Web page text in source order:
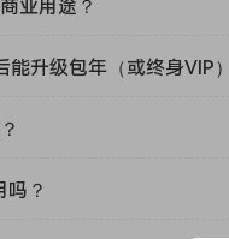
业用途？
升级包年（或终身VIP
？